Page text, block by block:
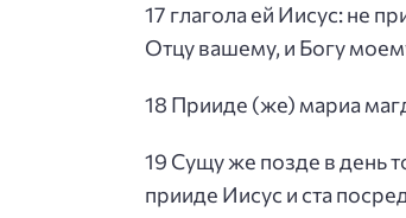
17 глагола ей Иисус: не
Отцу вашему, и Богу
18 Прииде (же) мариа
19 Сущу же позде в день
прииде Иисус и ста